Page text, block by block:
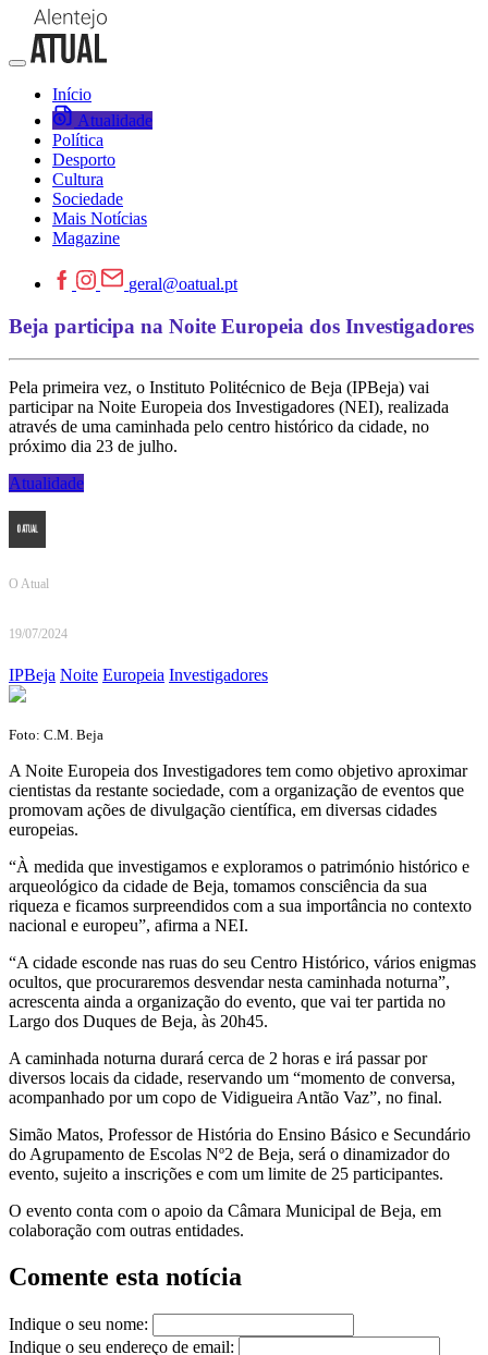
Início
Atualidade
Política
Desporto
Cultura
Sociedade
Mais Notícias
Magazine
geral@oatual.pt
Beja participa na Noite Europeia dos Investigadores
Pela primeira vez, o Instituto Politécnico de Beja (IPBeja) vai
participar na Noite Europeia dos Investigadores (NEI), realizada
através de uma caminhada pelo centro histórico da cidade, no
próximo dia 23 de julho.
Atualidade
O Atual
19/07/2024
IPBeja Noite Europeia Investigadores
Foto: C.M. Beja
A Noite Europeia dos Investigadores tem como objetivo aproximar
cientistas da restante sociedade, com a organização de eventos que
promovam ações de divulgação científica, em diversas cidades
europeias.
“À medida que investigamos e exploramos o património histórico e
arqueológico da cidade de Beja, tomamos consciência da sua
riqueza e ficamos surpreendidos com a sua importância no contexto
nacional e europeu”, afirma a NEI.
“A cidade esconde nas ruas do seu Centro Histórico, vários enigmas
ocultos, que procuraremos desvendar nesta caminhada noturna”,
acrescenta ainda a organização do evento, que vai ter partida no
Largo dos Duques de Beja, às 20h45.
A caminhada noturna durará cerca de 2 horas e irá passar por
diversos locais da cidade, reservando um “momento de conversa,
acompanhado por um copo de Vidigueira Antão Vaz”, no final.
Simão Matos, Professor de História do Ensino Básico e Secundário
do Agrupamento de Escolas Nº2 de Beja, será o dinamizador do
evento, sujeito a inscrições e com um limite de 25 participantes.
O evento conta com o apoio da Câmara Municipal de Beja, em
colaboração com outras entidades.
Comente esta notícia
Indique o seu nome:
Indique o seu endereço de email: